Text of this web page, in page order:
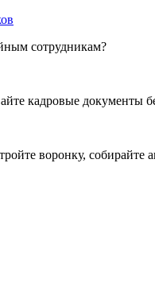
сотрудникам?
кадровые документы
воронку, собирайте